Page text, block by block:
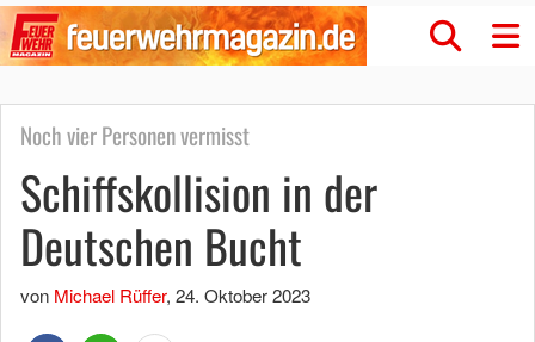
Noch vier Personen vermisst
Schiffskollision in der
Deutschen Bucht
von Michael Rüffer, 24. Oktober 2023